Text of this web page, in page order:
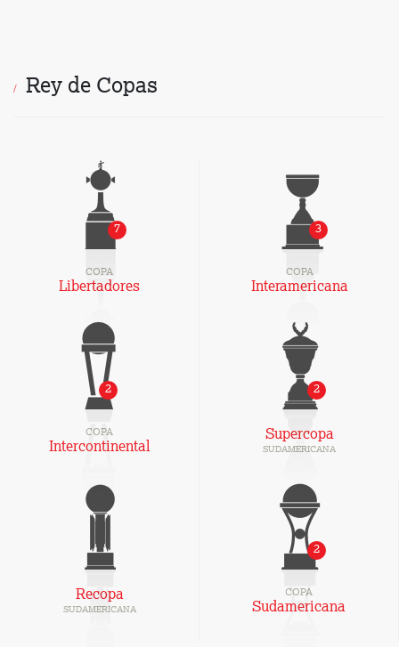
Rey de Copas
7
COPA
Libertadores
3
COPA
Interamericana
2
COPA
Intercontinental
2
Supercopa
SUDAMERICANA
Recopa
SUDAMERICANA
2
COPA
Sudamericana